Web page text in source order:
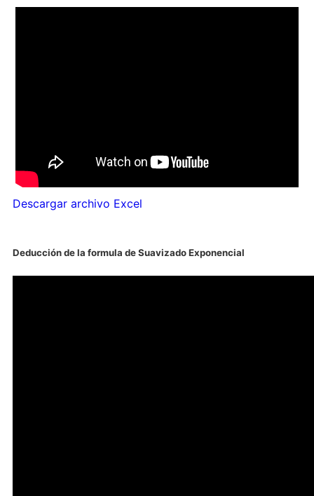
Descargar archivo Excel
Deducción de la formula de Suavizado Exponencial